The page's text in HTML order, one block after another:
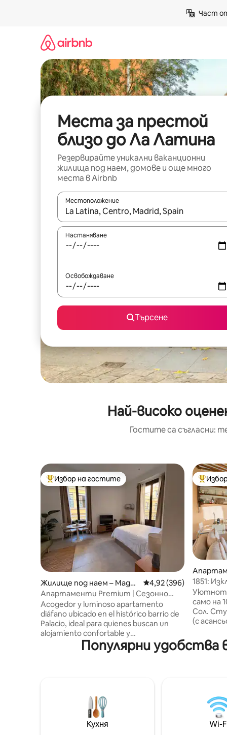
Част
Места за престой
близо до Ла Латина
Резервирайте уникални ваканционни
жилища под наем, домове и още много
места в Airbnb
Местоположение
Когато резултатите се покажат,
Настаняване
Освобождаване
Търсене
Най-високо
Гостите са съгласни:
Най-популярен избор на гостите
Избор на гостите
Жилище под наем – Мадри
д
Средна оценка: 4,92
4,92 (396)
Апартаменти Premium | Сезонно
отдаване под наем, Maya.
Acogedor y luminoso apartamento
diáfano ubicado en el histórico barrio de
Palacio, ideal para quienes buscan un
alojamiento confortable y
completamente equipado durante su
estancia en Madrid. El apartamento se
ambiente tranquilo, wifi de alta velocidad
y un espacio de trabajo cómodo. Dispone
además de sofá cama y cuna para quien
viaje con familiares.
Най-
адрид
1851:
ти век
само на
Сол.
(с
грижа
място
Популярни удобства
Кухня Wi-